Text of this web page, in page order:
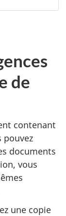
de
contenant
pouvez
documents
vous
une copie